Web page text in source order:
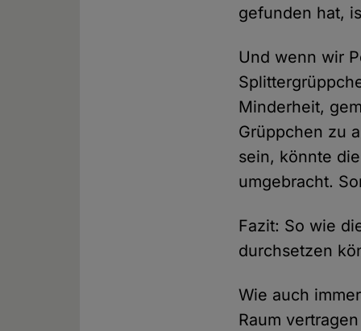
gefunden hat,
Und wenn wir
Minderheit,
Grüppchen zu
sein, könnte
umgebracht.
Fazit: So wie
durchsetzen
Wie auch
Raum